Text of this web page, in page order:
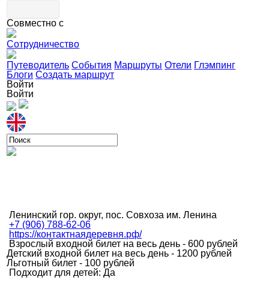
Совместно с
Сотрудничество
Путеводитель События Маршруты Отели Глэмпинг
Блоги Создать маршрут
Войти
Войти
Ленинский гор. округ, пос. Совхоза им. Ленина
+7 (906) 788-62-06
https://контактнаядеревня.рф/
Взрослый входной билет на весь день - 600 рублей
Детский входной билет на весь день - 1200 рублей
Льготный билет - 100 рублей
Подходит для детей: Да